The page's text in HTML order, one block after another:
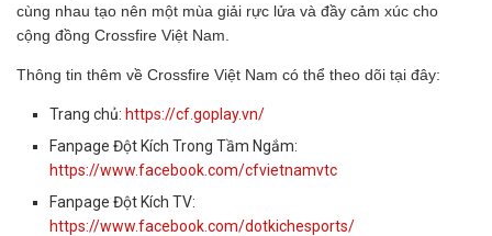
cùng nhau tạo nên một mùa giải rực lửa và đầy cảm xúc cho
cộng đồng Crossfire Việt Nam.
Thông tin thêm về Crossfire Việt Nam có thể theo dõi tại đây:
Trang chủ: https://cf.goplay.vn/
Fanpage Đột Kích Trong Tầm Ngắm:
https://www.facebook.com/cfvietnamvtc
Fanpage Đột Kích TV:
https://www.facebook.com/dotkichesports/